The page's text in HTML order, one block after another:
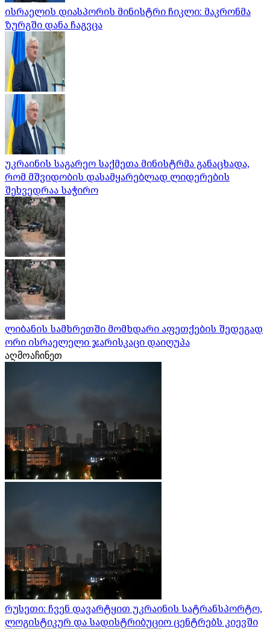
ისრაელის დიასპორის მინისტრი ჩიკლი: მაკრონმა
ზურგში დანა ჩაგვცა
უკრაინის საგარეო საქმეთა მინისტრმა განაცხადა,
რომ მშვიდობის დასამყარებლად ლიდერების
შეხვედრაა საჭირო
ლიბანის სამხრეთში მომხდარი აფეთქების შედეგად
ორი ისრაელელი ჯარისკაცი დაიღუპა
აღმოაჩინეთ
რუსეთი: ჩვენ დავარტყით უკრაინის სატრანსპორტო,
ლოგისტიკურ და სადისტრიბუციო ცენტრებს კიევში